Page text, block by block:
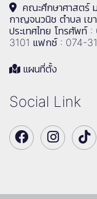
คณะศึกษาศาสตร์
กาญจนวนิช ตำบล เข
ประเทศไทย โทรศัพ
3101 แฟกซ์ : 074-
แผนที่ตั้ง
Social Link